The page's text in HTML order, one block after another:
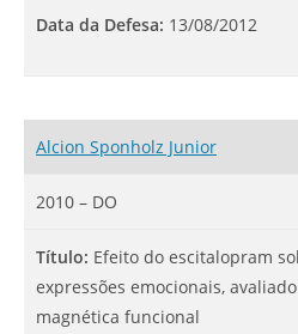
Data da Defesa: 13/08/2012
Alcion Sponholz Junior
2010 – DO
Título: Efeito do escitalopram
expressões emocionais,
magnética funcional